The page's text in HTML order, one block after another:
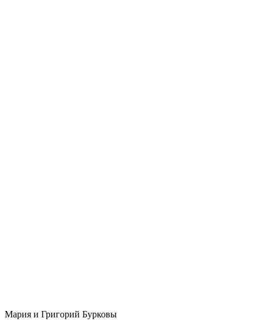
Мария и Григорий Бурковы